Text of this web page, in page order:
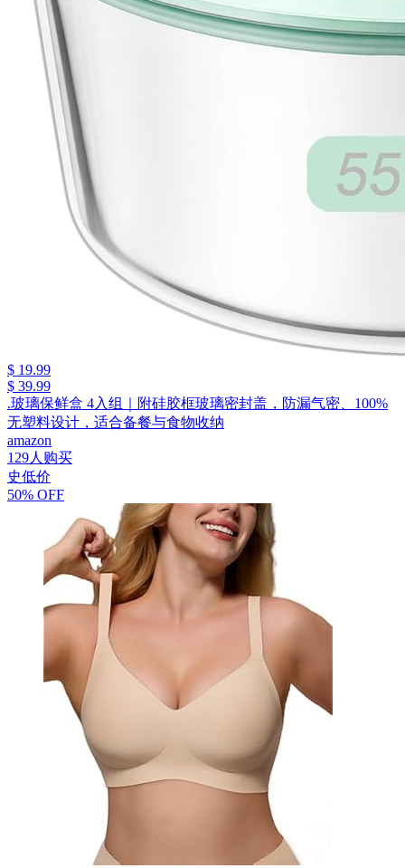
$ 19.99
$ 39.99
.玻璃保鲜盒 4入组｜附硅胶框玻璃密封盖，防漏气密、100%
无塑料设计，适合备餐与食物收纳
amazon
129人购买
史低价
50% OFF